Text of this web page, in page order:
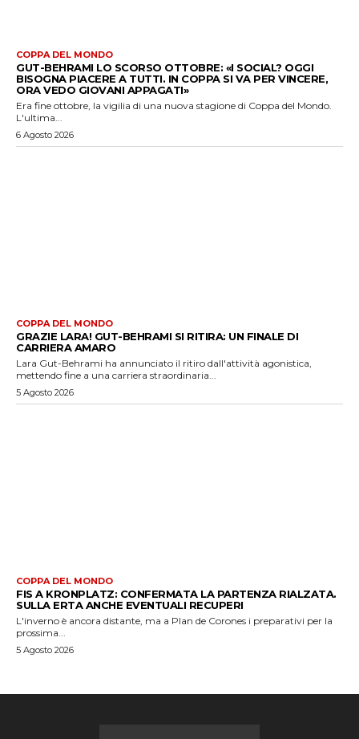
COPPA DEL MONDO
GUT-BEHRAMI LO SCORSO OTTOBRE: «I SOCIAL? OGGI
BISOGNA PIACERE A TUTTI. IN COPPA SI VA PER VINCERE,
ORA VEDO GIOVANI APPAGATI»
Era fine ottobre, la vigilia di una nuova stagione di Coppa del Mondo.
L'ultima...
6 Agosto 2026
COPPA DEL MONDO
GRAZIE LARA! GUT-BEHRAMI SI RITIRA: UN FINALE DI
CARRIERA AMARO
Lara Gut-Behrami ha annunciato il ritiro dall'attività agonistica,
mettendo fine a una carriera straordinaria...
5 Agosto 2026
COPPA DEL MONDO
FIS A KRONPLATZ: CONFERMATA LA PARTENZA RIALZATA.
SULLA ERTA ANCHE EVENTUALI RECUPERI
L'inverno è ancora distante, ma a Plan de Corones i preparativi per la
prossima...
5 Agosto 2026